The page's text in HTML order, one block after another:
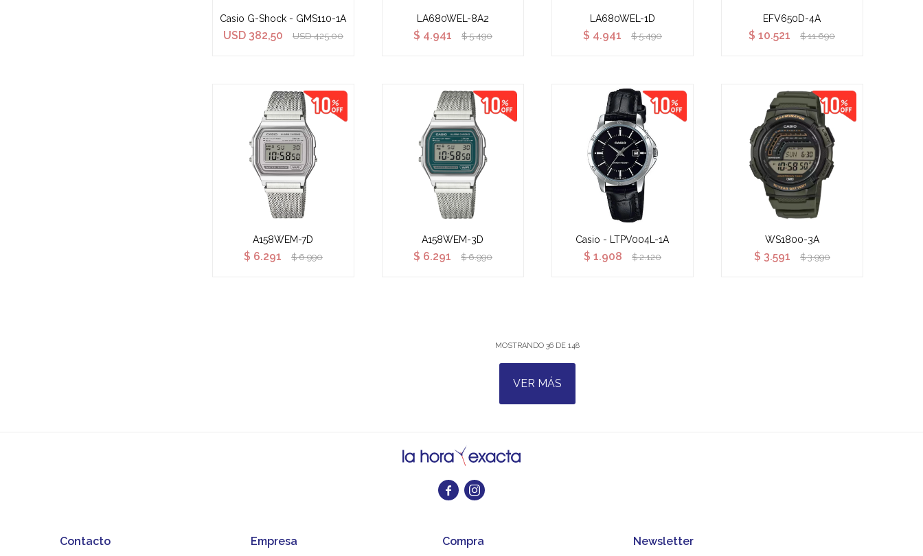
Casio G-Shock - GMS110-1A
USD 382,50 USD 425,00
LA680WEL-8A2
$ 4.941 $ 5.490
LA680WEL-1D
$ 4.941 $ 5.490
EFV650D-4A
$ 10.521 $ 11.690
A158WEM-7D
$ 6.291 $ 6.990
A158WEM-3D
$ 6.291 $ 6.990
Casio - LTPV004L-1A
$ 1.908 $ 2.120
WS1800-3A
$ 3.591 $ 3.990
MOSTRANDO36 DE148
VER MÁS
 
Contacto Empresa Compra Newsletter